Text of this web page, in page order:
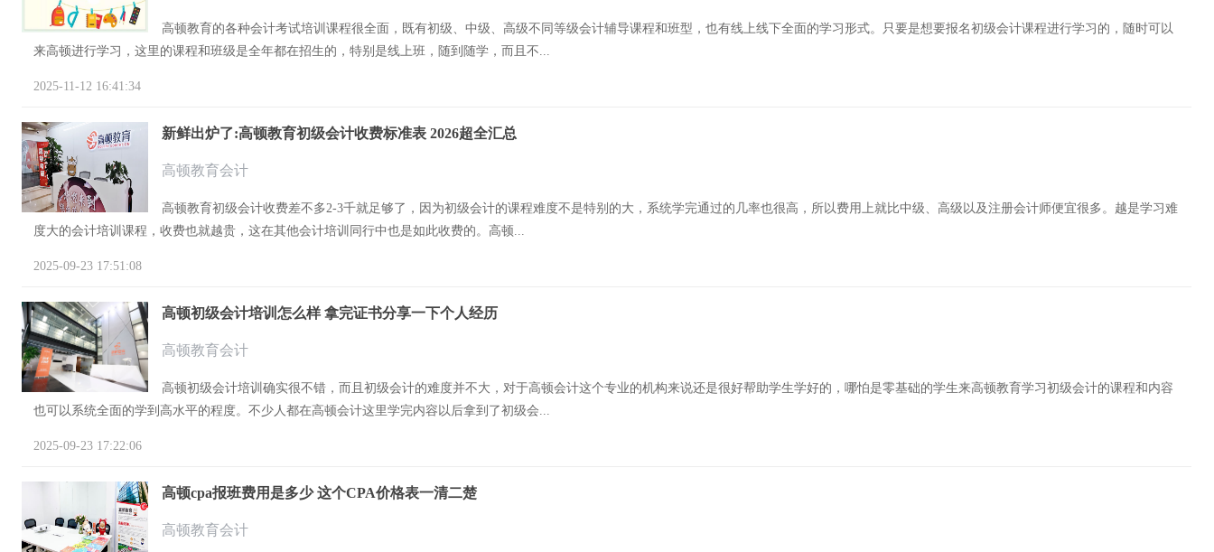
高顿教育的各种会计考试培训课程很全面，既有初级、中级、高级不同等级会计辅导课程和班型，也有线上线下全面的学习形式。只要是想要报名初级会计课程进行学习的，随时可以
来高顿进行学习，这里的课程和班级是全年都在招生的，特别是线上班，随到随学，而且不...
2025-11-12 16:41:34
新鲜出炉了:高顿教育初级会计收费标准表 2026超全汇总
高顿教育会计
高顿教育初级会计收费差不多2-3千就足够了，因为初级会计的课程难度不是特别的大，系统学完通过的几率也很高，所以费用上就比中级、高级以及注册会计师便宜很多。越是学习难
度大的会计培训课程，收费也就越贵，这在其他会计培训同行中也是如此收费的。高顿...
2025-09-23 17:51:08
高顿初级会计培训怎么样 拿完证书分享一下个人经历
高顿教育会计
高顿初级会计培训确实很不错，而且初级会计的难度并不大，对于高顿会计这个专业的机构来说还是很好帮助学生学好的，哪怕是零基础的学生来高顿教育学习初级会计的课程和内容
也可以系统全面的学到高水平的程度。不少人都在高顿会计这里学完内容以后拿到了初级会...
2025-09-23 17:22:06
高顿cpa报班费用是多少 这个CPA价格表一清二楚
高顿教育会计